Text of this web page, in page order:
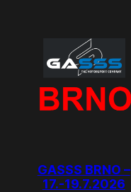
GASSS BRNO –
17.-19.7.2026